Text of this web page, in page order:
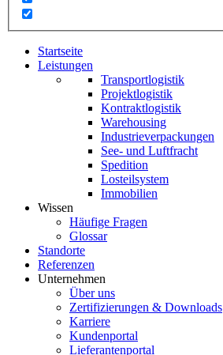
Startseite
Leistungen
Transportlogistik
Projektlogistik
Kontraktlogistik
Warehousing
Industrieverpackungen
See- und Luftfracht
Spedition
Losteilsystem
Immobilien
Wissen
Häufige Fragen
Glossar
Standorte
Referenzen
Unternehmen
Über uns
Zertifizierungen & Downloads
Karriere
Kundenportal
Lieferantenportal